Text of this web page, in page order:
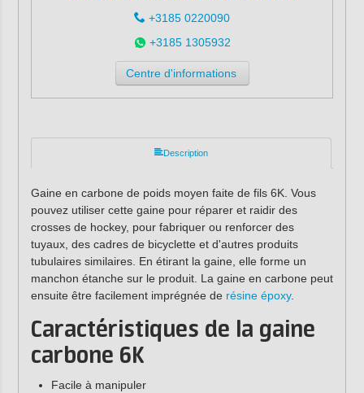
+3185 0220090
+3185 1305932
Centre d'informations
Description
Gaine en carbone de poids moyen faite de fils 6K. Vous
pouvez utiliser cette gaine pour réparer et raidir des
crosses de hockey, pour fabriquer ou renforcer des
tuyaux, des cadres de bicyclette et d'autres produits
tubulaires similaires. En étirant la gaine, elle forme un
manchon étanche sur le produit. La gaine en carbone peut
ensuite être facilement imprégnée de résine époxy.
Caractéristiques de la gaine
carbone 6K
Facile à manipuler